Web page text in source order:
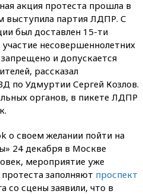
акция протеста прошла в
выступила партия ЛДПР. С
был доставлен 15-ти
несовершеннолетних
и допускается
рассказал
по Удмуртии Сергей Козлов.
органов, в пикете ЛДПР
о своем желании пойти на
24 декабря в Москве
мероприятие уже
заполняют проспект
со сцены заявили, что в